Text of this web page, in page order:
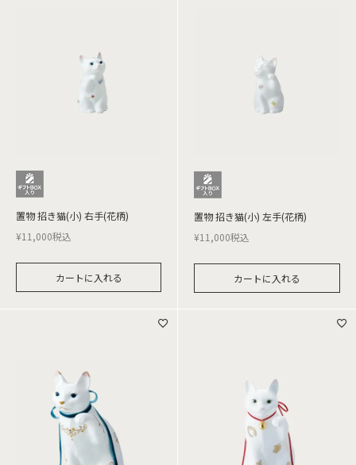
置物 招き猫(小) 右手(花柄)
¥11,000税込
カートに入れる
置物 招き猫(小) 左手(花柄)
¥11,000税込
カートに入れる